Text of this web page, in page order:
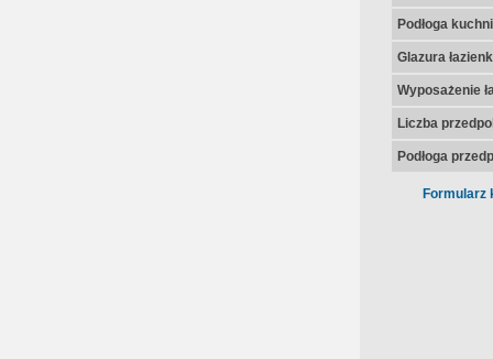
Podłoga kuchni
Glazura
Wyposażenie
Liczba
Podłoga
Formularz